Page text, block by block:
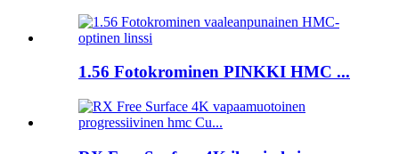
1.56 Fotokrominen PINKKI HMC ...